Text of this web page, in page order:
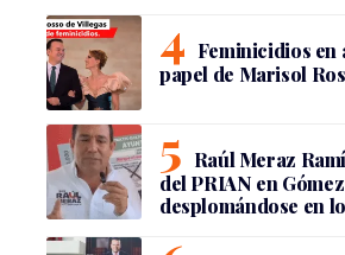
Feminicidios en
papel de Marisol
Raúl Meraz
del PRIAN en
desplomándose en